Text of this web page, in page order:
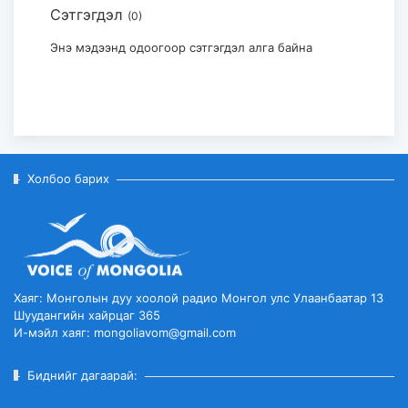
уулын тэнгэрийг тайх тахилга...
Сэтгэгдэл (0)
Энэ мэдээнд одоогоор сэтгэгдэл алга байна
Холбоо барих
Хаяг: Монголын дуу хоолой радио Монгол улс Улаанбаатар 13
Шуудангийн хайрцаг 365
И-мэйл хаяг: mongoliavom@gmail.com
Биднийг дагаарай: